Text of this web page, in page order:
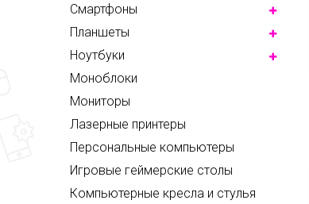
Смартфоны
Планшеты
Ноутбуки
Моноблоки
Мониторы
Лазерные принтеры
Персональные компьютеры
Игровые геймерские столы
Компьютерные кресла и стулья